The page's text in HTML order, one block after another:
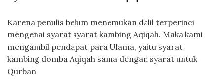
Karena penulis belum menemukan dalil terperinci
mengenai syarat syarat kambing Aqiqah. Maka kami
mengambil pendapat para Ulama, yaitu syarat
kambing domba Aqiqah sama dengan syarat untuk
Qurban